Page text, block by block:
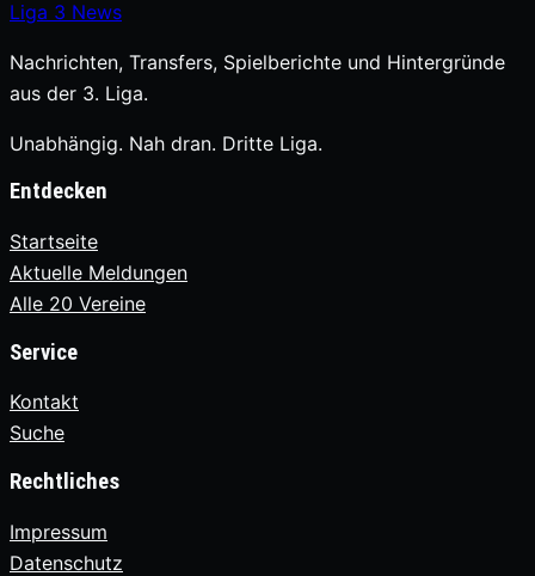
Liga 3 News
Nachrichten, Transfers, Spielberichte und Hintergründe
aus der 3. Liga.
Unabhängig. Nah dran. Dritte Liga.
Entdecken
Startseite
Aktuelle Meldungen
Alle 20 Vereine
Service
Kontakt
Suche
Rechtliches
Impressum
Datenschutz